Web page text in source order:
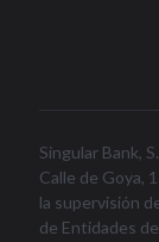
Singular Bank,
Calle de Goya,
la supervisión
de Entidades